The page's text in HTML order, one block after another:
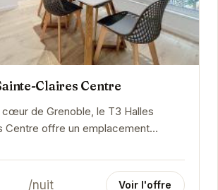
Claires Centre
cœur de Grenoble, le T3 Halles
Centre offre un emplacement
découvrir les charmes de la ville....
/nuit Voir l'offre